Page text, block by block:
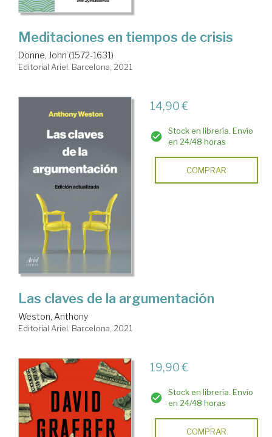
Meditaciones en tiempos de crisis
Donne, John (1572-1631)
Editorial Ariel. Barcelona, 2021
14,90 €
Stock en librería. Envío
en 24/48 horas
COMPRAR
Las claves de la argumentación
Weston, Anthony
Editorial Ariel. Barcelona, 2021
19,90 €
Stock en librería. Envío
en 24/48 horas
COMPRAR